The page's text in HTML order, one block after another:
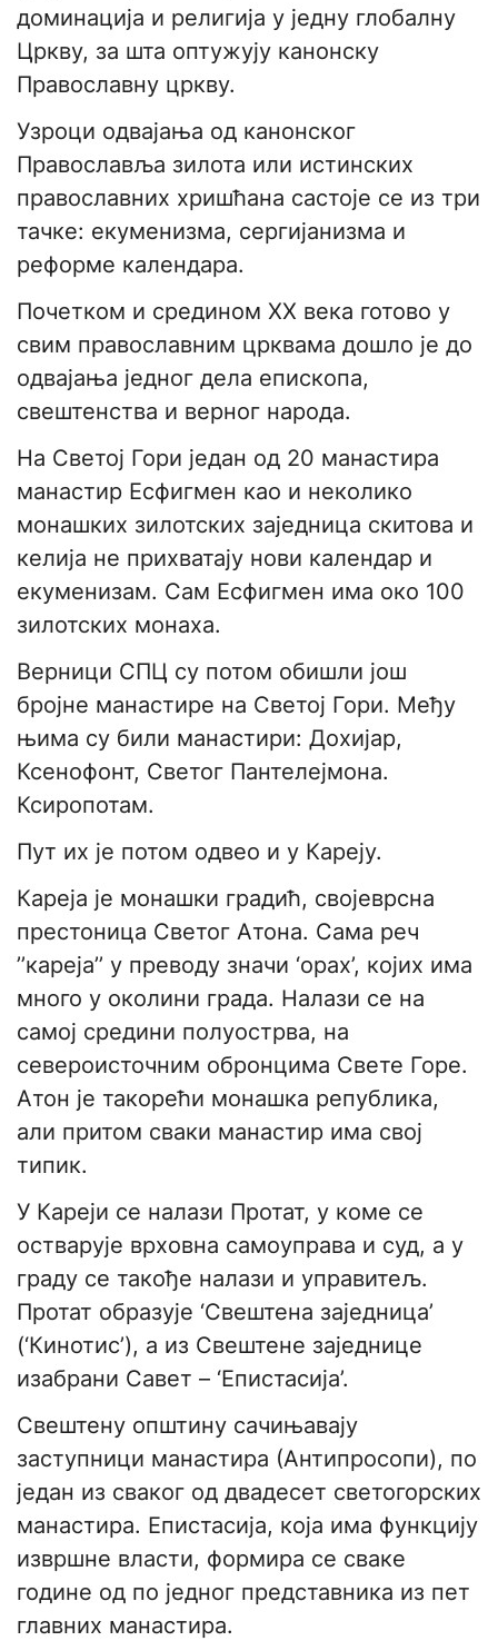
доминација и религија у једну глобалну
Цркву, за шта оптужују канонску
Православну цркву.
Узроци одвајања од канонског
Православља зилота или истинских
православних хришћана састоје се из три
тачке: екуменизма, сергијанизма и
реформе календара.
Почетком и средином XX века готово у
свим православним црквама дошло је до
одвајања једног дела епископа,
свештенства и верног народа.
На Светој Гори један од 20 манастира
манастир Есфигмен као и неколико
монашких зилотских заједница скитова и
келија не прихватају нови календар и
екуменизам. Сам Есфигмен има око 100
зилотских монаха.
Верници СПЦ су потом обишли још
бројне манастире на Светој Гори. Међу
њима су били манастири: Дохијар,
Ксенофонт, Светог Пантелејмона.
Ксиропотам.
Пут их је потом одвео и у Кареју.
Кареја је монашки градић, својеврсна
престоница Светог Атона. Сама реч
’’кареја’’ у преводу значи ‘орах’, којих има
много у околини града. Налази се на
самој средини полуострва, на
североисточним обронцима Свете Горе.
Атон је такорећи монашка република,
али притом сваки манастир има свој
типик.
У Кареји се налази Протат, у коме се
остварује врховна самоуправа и суд, а у
граду се такође налази и управитељ.
Протат образује ‘Свештена заједница’
(‘Кинотис’), а из Свештене заједнице
изабрани Савет – ‘Епистасија’.
Свештену општину сачињавају
заступници манастира (Антипросопи), по
један из сваког од двадесет светогорских
манастира. Епистасија, која има функцију
извршне власти, формира се сваке
године од по једног представника из пет
главних манастира.